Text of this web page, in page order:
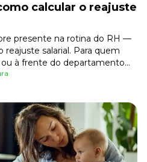
calcular o reajuste
presente na rotina do RH —
salarial. Para quem
à frente do departamento
é essencial, não só para o